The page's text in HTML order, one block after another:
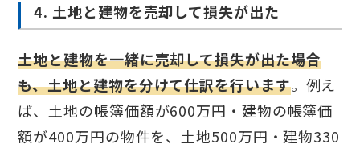
4. 土地と建物を売却して損失が出た
土地と建物を一緒に売却して損失が出た場合
も、土地と建物を分けて仕訳を行います。例え
ば、土地の帳簿価額が600万円・建物の帳簿価
額が400万円の物件を、土地500万円・建物330